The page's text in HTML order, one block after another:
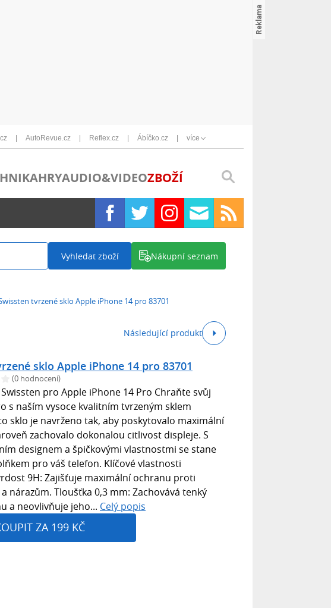
AutoRevue.cz Reflex.cz Ábíčko.cz více
HRYAUDIO&VIDEOZBOŽÍ
Vyhledat zboží Nákupní seznam
tvrzené sklo Apple iPhone 14 pro 83701
Následující produkt
sklo Apple iPhone 14 pro 83701
(0 hodnocení)
pro Apple iPhone 14 Pro Chraňte svůj
s naším vysoce kvalitním tvrzeným sklem
sklo je navrženo tak, aby poskytovalo maximální
zachovalo dokonalou citlivost displeje. S
designem a špičkovými vlastnostmi se stane
pro váš telefon. Klíčové vlastnosti
9H: Zajišťuje maximální ochranu proti
nárazům. Tloušťka 0,3 mm: Zachovává tenký
a neovlivňuje jeho... Celý popis
ZA 199 KČ